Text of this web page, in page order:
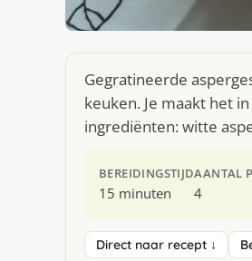
Gegratineerde
keuken. Je maakt het
ingrediënten: witte
BEREIDINGSTIJD
15 minuten
AANTAL
4
Direct naar recept ↓